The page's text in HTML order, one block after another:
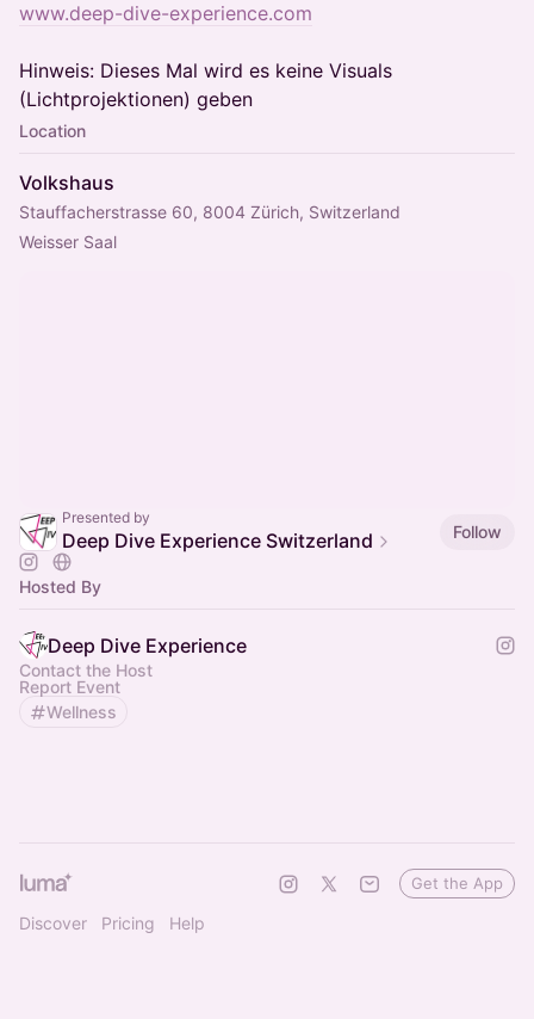
www.deep-dive-experience.com
Hinweis: Dieses Mal wird es keine Visuals
(Lichtprojektionen) geben
Location
Volkshaus
Stauffacherstrasse 60, 8004 Zürich, Switzerland
Weisser Saal
Presented by
Deep Dive Experience Switzerland Follow
Hosted By
Deep Dive Experience
Contact the Host
Report Event
Wellness
Discover Pricing Help
Get the App